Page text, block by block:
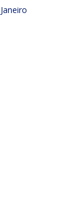
Janeiro